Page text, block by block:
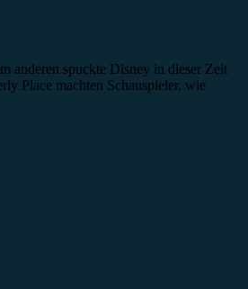
anderen spuckte Disney in dieser Zeit
Place machten Schauspieler, wie